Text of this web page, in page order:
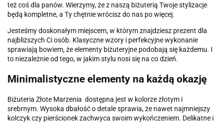
też coś dla panów. Wierzymy, że z naszą biżuterią Twoje stylizacje
będą kompletne, a Ty chętnie wrócisz do nas po więcej.
Jesteśmy doskonałym miejscem, w którym znajdziesz prezent dla
najbliższych Ci osób. Klasyczne wzory i perfekcyjne wykonanie
sprawiają bowiem, że elementy biżuteryjne podobają się każdemu. I
to niezależnie od tego, w jakim stylu nosi się na co dzień.
Minimalistyczne elementy na każdą okazję
Biżuteria Złote Marzenia dostępna jest w kolorze złotym i
srebrnym. Wysoka dbałość o detale sprawia, że nawet najmniejszy
kolczyk czy pierścionek zachwyca swoim wykończeniem. Delikatne i